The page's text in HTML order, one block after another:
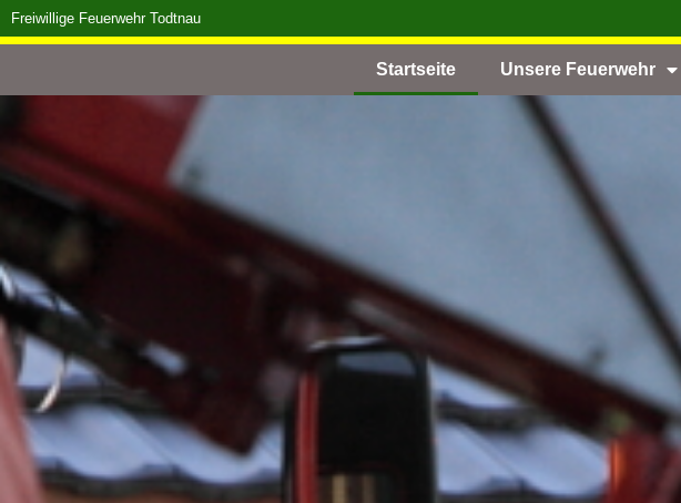
Freiwillige Feuerwehr Todtnau
Startseite Unsere Feuerwehr